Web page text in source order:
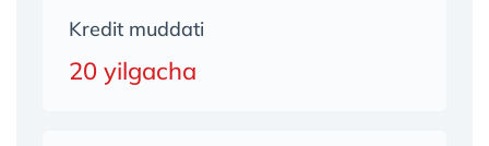
Kredit muddati
20 yilgacha